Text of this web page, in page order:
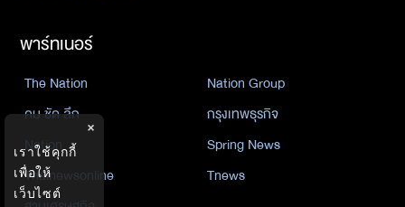
พาร์ทเนอร์
The Nation
Nation Group
คม ชัด ลึก
กรุงเทพธุรกิจ
Nation
Spring News
Thainewsonline
Tnews
×
เราใช้คุกกี้
เพื่อให้
เว็บไซต์